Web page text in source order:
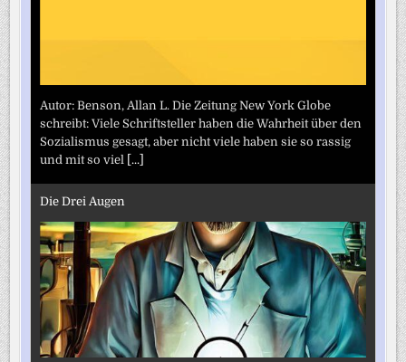
Autor: Benson, Allan L. Die Zeitung New York Globe
schreibt: Viele Schriftsteller haben die Wahrheit über den
Sozialismus gesagt, aber nicht viele haben sie so rassig
und mit so viel
[...]
Die Drei Augen